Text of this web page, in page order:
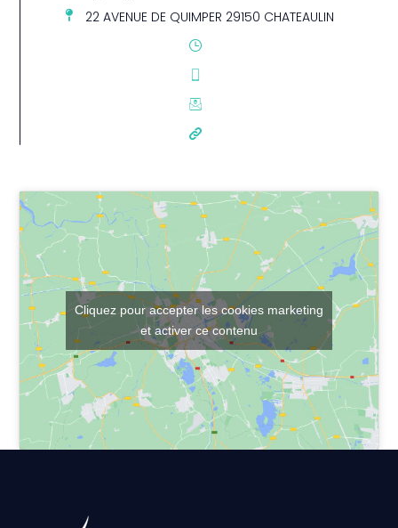
22 AVENUE DE QUIMPER 29150 CHATEAULIN
Cliquez pour accepter les cookies marketing
et activer ce contenu